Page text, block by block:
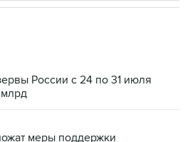
России с 24 по 31 июля
млрд
меры поддержки